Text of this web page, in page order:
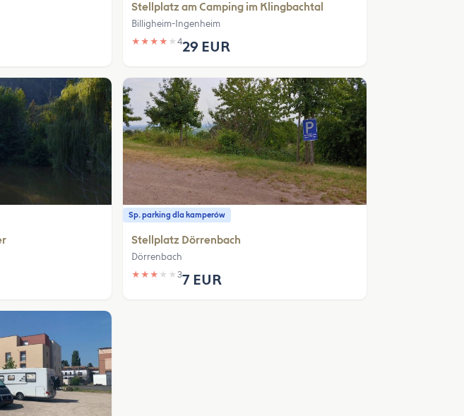
Stellplatz am Camping im Klingbachtal
Billigheim-Ingenheim
★ ★ ★ ★ ★ 429 EUR
Sp. parking dla kamperów
Stellplatz Dörrenbach
Dörrenbach
★ ★ ★ ★ ★ 37 EUR